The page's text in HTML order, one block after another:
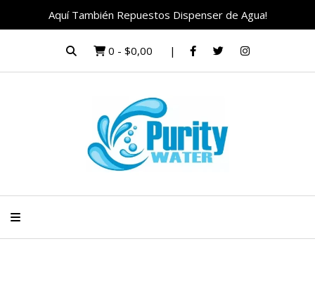
Aquí También Repuestos Dispenser de Agua!
0 - $0,00